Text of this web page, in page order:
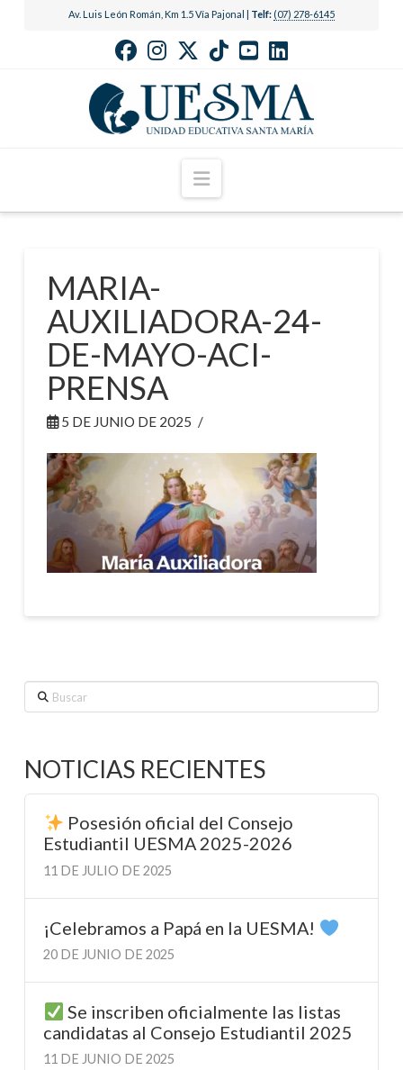
Av. Luis León Román, Km 1.5 Vía Pajonal | Telf: (07) 278-6145
Navigation
MARIA-
AUXILIADORA-24-
DE-MAYO-ACI-
PRENSA
5 DE JUNIO DE 2025
Buscar
NOTICIAS RECIENTES
Posesión oficial del Consejo
Estudiantil UESMA 2025-2026
11 DE JULIO DE 2025
¡Celebramos a Papá en la UESMA!
20 DE JUNIO DE 2025
Se inscriben oficialmente las listas
candidatas al Consejo Estudiantil 2025
11 DE JUNIO DE 2025